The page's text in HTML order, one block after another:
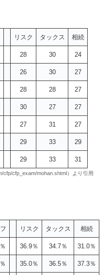
リスク タックス 相続
28 30 24
26 30 27
28 28 27
30 27 27
27 31 27
29 33 29
29 33 31
cfp/cfp_exam/mohan.shtml）より引用
リスク タックス 相続
36.9％ 34.7％ 31.0％
35.0％ 36.5％ 37.3％